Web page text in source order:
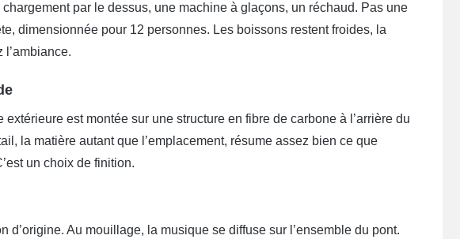
par le dessus, une machine à glaçons, un réchaud. Pas une
dimensionnée pour 12 personnes. Les boissons restent froides, la
est montée sur une structure en fibre de carbone à l’arrière du
la matière autant que l’emplacement, résume assez bien ce que
un choix de finition.
Au mouillage, la musique se diffuse sur l’ensemble du pont.